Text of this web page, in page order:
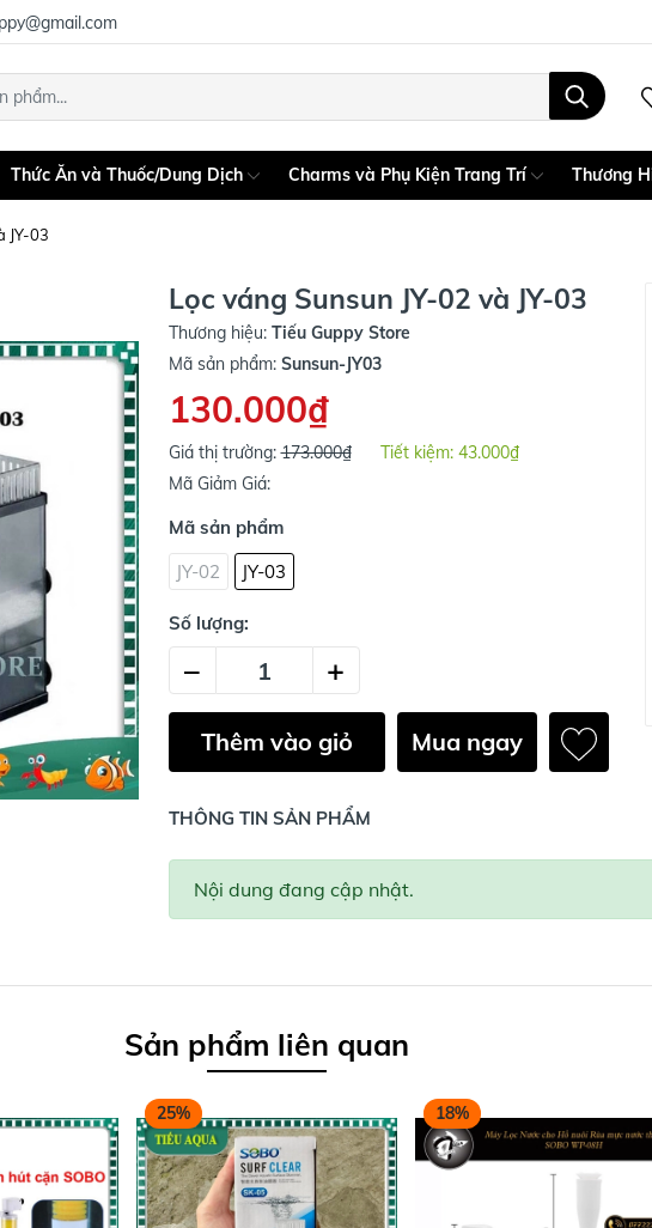
Thức Ăn và Thuốc/Dung Dịch Charms và Phụ Kiện Trang Trí Thương
JY-03
Lọc váng Sunsun JY-02 và JY-03
Thương hiệu: Tiếu Guppy Store
Mã sản phẩm: Sunsun-JY03
130.000₫
Giá thị trường:173.000₫ Tiết kiệm: 43.000₫
Mã Giảm Giá:
Mã sản phẩm
JY-02
JY-03
Số lượng:
– +
Thêm vào giỏ Mua ngay
THÔNG TIN SẢN PHẨM
Nội dung đang cập nhật.
Sản phẩm liên quan
25% 18%